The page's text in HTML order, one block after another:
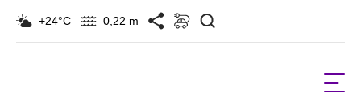
+24°C 0,22 m